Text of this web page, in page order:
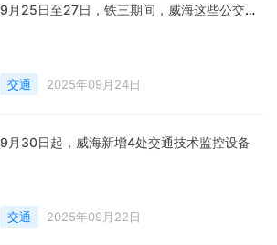
9月25日至27日，铁三期间，威海这些公交线路调整
交通 2025年09月24日
9月30日起，威海新增4处交通技术监控设备
交通 2025年09月22日